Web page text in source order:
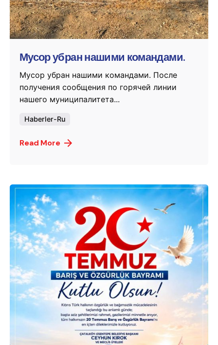
Posted by
murat.sozuak
Мусор убран нашими командами.
Мусор убран нашими командами. После
получения сообщения по горячей линии
нашего муниципалитета...
Haberler-Ru
Read More